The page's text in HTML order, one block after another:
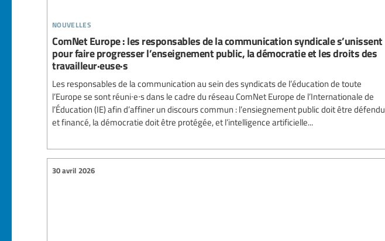
nouvelles
ComNet Europe : les responsables de la communication syndicale s’unissent
pour faire progresser l’enseignement public, la démocratie et les droits des
travailleur·euse·s
Les responsables de la communication au sein des syndicats de l’éducation de toute
l’Europe se sont réuni∙e∙s dans le cadre du réseau ComNet Europe de l’Internationale de
l’Éducation (IE) afin d’affiner un discours commun : l’ensiegnement public doit être défendu
et financé, la démocratie doit être protégée, et l’intelligence artificielle...
30 avril 2026